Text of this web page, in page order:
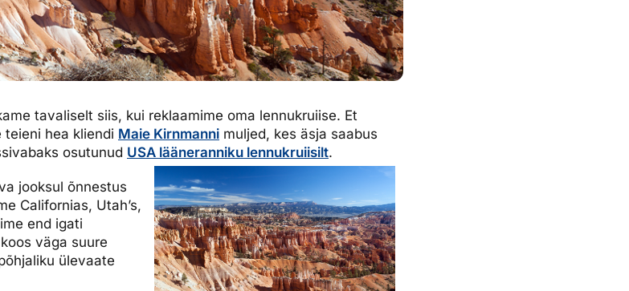
tavaliselt siis, kui reklaamime oma lennukruiise. Et
teieni hea kliendi Maie Kirnmanni muljed, kes äsja saabus
osutunud USA lääneranniku lennukruiisilt.
jooksul õnnestus
Californias, Utah’s,
end igati
väga suure
ülevaate